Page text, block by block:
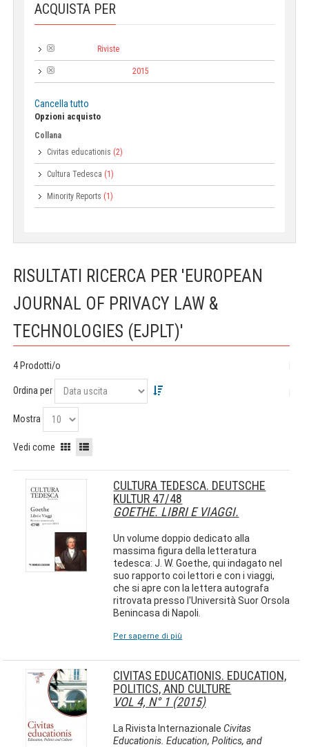
ACQUISTA PER
Riviste
2015
Cancella tutto
Opzioni acquisto
Collana
Civitas educationis (2)
Cultura Tedesca (1)
Minority Reports (1)
RISULTATI RICERCA PER 'EUROPEAN
JOURNAL OF PRIVACY LAW &
TECHNOLOGIES (EJPLT)'
4 Prodotti/o
Ordina per
Mostra
Vedi come
CULTURA TEDESCA. DEUTSCHE
KULTUR 47/48
GOETHE. LIBRI E VIAGGI.
Un volume doppio dedicato alla
massima figura della letteratura
tedesca: J. W. Goethe, qui indagato nel
suo rapporto coi lettori e con i viaggi,
che si apre con la lettera autografa
ritrovata presso l'Università Suor Orsola
Benincasa di Napoli.
Per saperne di più
CIVITAS EDUCATIONIS. EDUCATION,
POLITICS, AND CULTURE
VOL 4, N° 1 (2015)
La Rivista InternazionaleCivitas
Educationis. Education, Politics, and